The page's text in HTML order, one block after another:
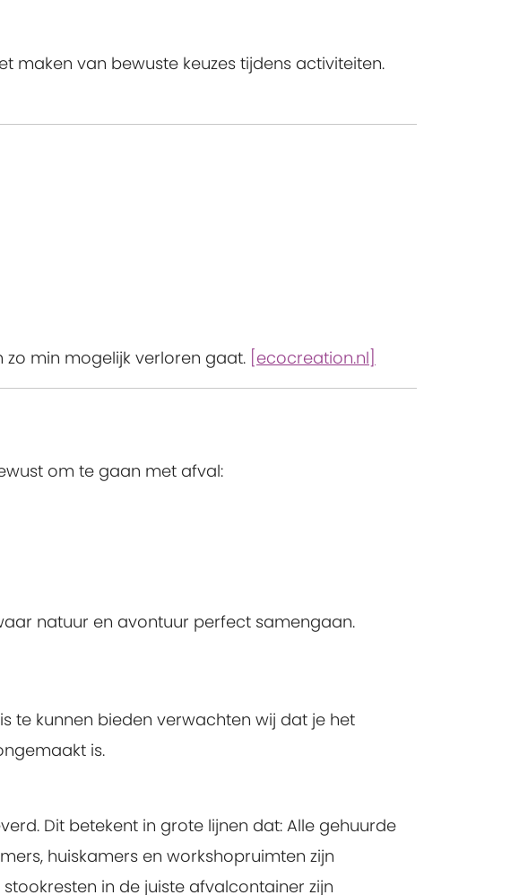
maken van bewuste keuzes tijdens activiteiten.
min mogelijk verloren gaat. [ecocreation.nl]
om te gaan met afval:
natuur en avontuur perfect samengaan.
te kunnen bieden verwachten wij dat je het
is.
Dit betekent in grote lijnen dat: Alle gehuurde
huiskamers en workshopruimten zijn
in de juiste afvalcontainer zijn